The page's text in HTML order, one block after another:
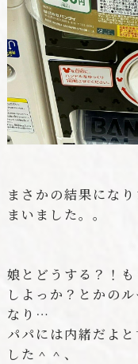
まさかの結果にな
まいました。。
娘とどうする？！
しよっか？とかの
なり…
パパには内緒だよ
した＾＾、